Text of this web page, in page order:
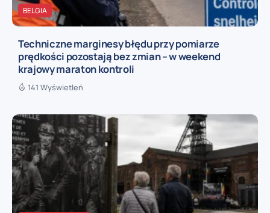
BELGIA
Techniczne marginesy błędu przy pomiarze
prędkości pozostają bez zmian – w weekend
krajowy maraton kontroli
141 Wyświetleń